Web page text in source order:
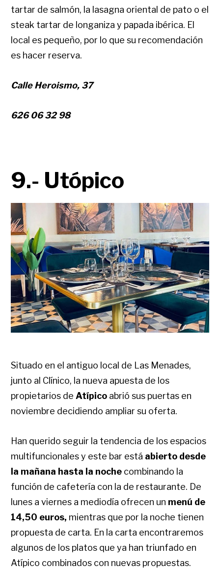
tartar de salmón, la lasagna oriental de pato o el
steak tartar de longaniza y papada ibérica. El
local es pequeño, por lo que su recomendación
es hacer reserva.
Calle Heroismo, 37
626 06 32 98
9.- Utópico
Situado en el antiguo local de Las Menades,
junto al Clínico, la nueva apuesta de los
propietarios de Atípico abrió sus puertas en
noviembre decidiendo ampliar su oferta.
Han querido seguir la tendencia de los espacios
multifuncionales y este bar está abierto desde
la mañana hasta la noche combinando la
función de cafetería con la de restaurante. De
lunes a viernes a mediodía ofrecen un menú de
14,50 euros, mientras que por la noche tienen
propuesta de carta. En la carta encontraremos
algunos de los platos que ya han triunfado en
Atípico combinados con nuevas propuestas.